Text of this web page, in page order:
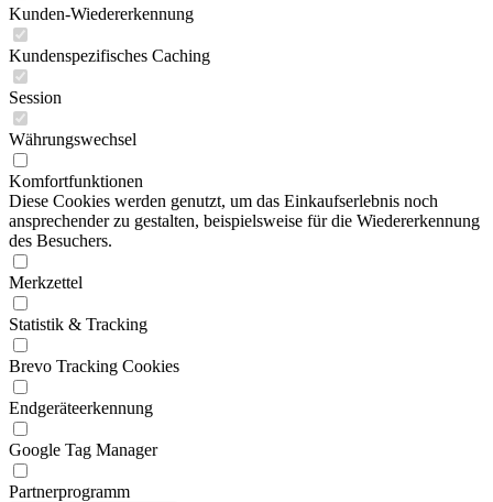
Kunden-Wiedererkennung
Kundenspezifisches Caching
Session
Währungswechsel
Komfortfunktionen
Diese Cookies werden genutzt, um das Einkaufserlebnis noch
ansprechender zu gestalten, beispielsweise für die Wiedererkennung
des Besuchers.
Merkzettel
Statistik & Tracking
Brevo Tracking Cookies
Endgeräteerkennung
Google Tag Manager
Partnerprogramm